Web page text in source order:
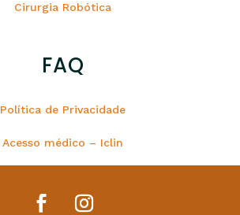
Cirurgia Robótica
FAQ
Política de Privacidade
Acesso médico – Iclin